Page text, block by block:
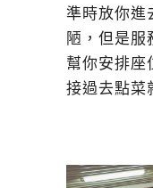
準時放你進
陋，但是服
幫你安排座
接過去點菜